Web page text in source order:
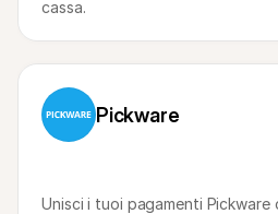
cassa.
Pickware
Unisci i tuoi pagamenti Pickware
Per acquirenti
Contatta vendite
Scopri come possiamo aiutare il tuo